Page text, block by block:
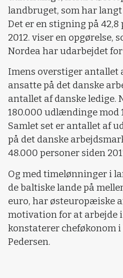
landbruget, som har
Det er en stigning på
2012. viser en opgørelse,
Nordea har udarbejdet
Imens overstiger antallet
ansatte på det danske
antallet af danske ledige.
180.000 udlændinge mod
Samlet set er antallet af
på det danske
48.000 personer siden
Og med timelønninger i
de baltiske lande på
euro, har østeuropæiske
motivation for at arbejde
konstaterer cheføkonom i
Pedersen.